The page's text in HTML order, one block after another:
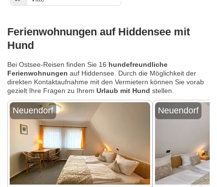
Ferienwohnungen auf Hiddensee mit
Hund
Bei Ostsee-Reisen finden Sie 16 hundefreundliche
Ferienwohnungen auf Hiddensee. Durch die Möglichkeit der
direkten Kontaktaufnahme mit den Vermietern können Sie vorab
gezielt Ihre Fragen zu Ihrem Urlaub mit Hund stellen.
Neuendorf Neuendorf